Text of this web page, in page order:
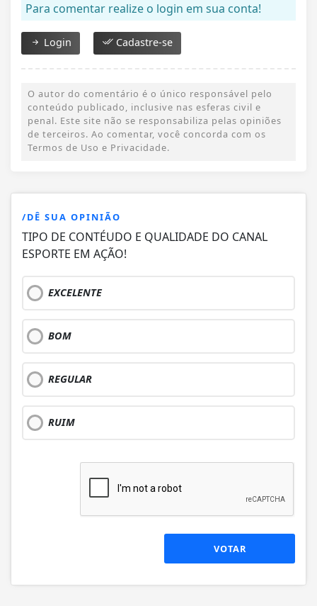
Para comentar realize o login em sua conta!
Login Cadastre-se
O autor do comentário é o único responsável pelo
conteúdo publicado, inclusive nas esferas civil e
penal. Este site não se responsabiliza pelas opiniões
de terceiros. Ao comentar, você concorda com os
Termos de Uso e Privacidade.
/DÊ SUA OPINIÃO
TIPO DE CONTÉUDO E QUALIDADE DO CANAL
ESPORTE EM AÇÃO!
EXCELENTE
BOM
REGULAR
RUIM
VOTAR